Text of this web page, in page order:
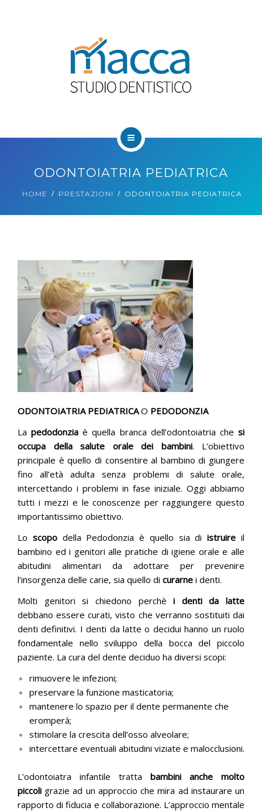
PUBBLICAZIONI
ORARI
CONTATTI
ODONTOIATRIA PEDIATRICA
HOME PRESTAZIONI ODONTOIATRIA PEDIATRICA
ODONTOIATRIA PEDIATRICAO PEDODONZIA
Lapedodonzia è quella branca dell’odontoiatria chesi
occupa della salute orale dei bambini. L’obiettivo
principale è quello di consentire al bambino di giungere
fino all’età adulta senza problemi di salute orale,
intercettando i problemi in fase iniziale. Oggi abbiamo
tutti i mezzi e le conoscenze per raggiungere questo
importantissimo obiettivo.
Lo scopodella Pedodonzia è quello sia diistruire il
bambino ed i genitori alle pratiche di igiene orale e alle
abitudini alimentari da adottare per prevenire
l’insorgenza delle carie, sia quello di curarne i denti.
Molti genitori si chiedono perchè i denti da latte
debbano essere curati, visto che verranno sostituiti dai
denti definitivi. I denti da latte o decidui hanno un ruolo
fondamentale nello sviluppo della bocca del piccolo
paziente. La cura del dente deciduo ha diversi scopi:
rimuovere le infezioni;
preservare la funzione masticatoria;
mantenere lo spazio per il dente permanente che
eromperà;
stimolare la crescita dell’osso alveolare;
intercettare eventuali abitudini viziate e malocclusioni.
L’odontoiatra infantile tratta bambini anche molto
piccoli grazie ad un approccio che mira ad instaurare un
rapporto di fiducia e collaborazione. L’approccio mentale